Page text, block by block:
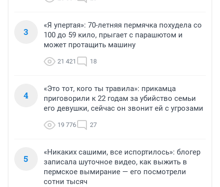
3
«Я упертая»: 70-летняя пермячка похудела со
100 до 59 кило, прыгает с парашютом и
может протащить машину
21 421 18
4
«Это тот, кого ты травила»: прикамца
приговорили к 22 годам за убийство семьи
его девушки, сейчас он звонит ей с угрозами
19 776 27
5
«Никаких сашими, все испортилось»: блогер
записала шуточное видео, как выжить в
пермское вымирание — его посмотрели
сотни тысяч